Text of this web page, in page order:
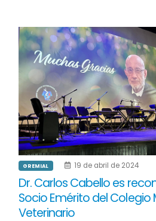
GREMIAL 19 de abril de 2024
Dr. Carlos Cabello es
Socio Emérito del Colegio
Veterinario